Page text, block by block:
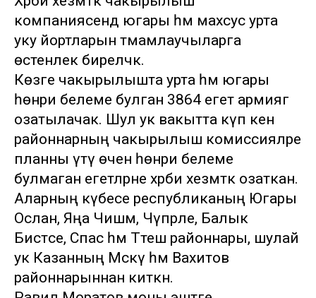
компаниясендә югары һәм махсус урта
уку йортларын тәмамлаучыларга
өстенлек биреләчәк.
Көзге чакырылышта урта һәм югары
һөнәри белеме булган 3864 егет армиягә
озатылачак. Шул ук вакытта күп кенә
районнарның чакырылыш комиссияләре
планны үтәү өчен һөнәри белеме
булмаган егетләрне хәрби хезмәткә озаткан.
Аларның күбесе республиканың Югары
Ослан, Яңа Чишмә, Чүпрәле, Балык
Бистәсе, Спас һәм Тәтеш районнары, шулай
ук Казанның Мәскәү һәм Вахитов
районнарыннан киткән.